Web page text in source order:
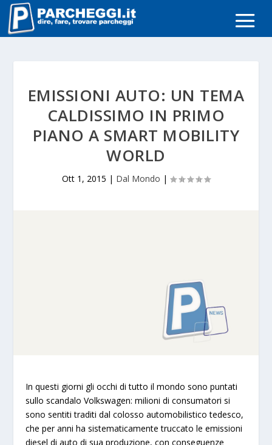
EMISSIONI AUTO: UN TEMA
CALDISSIMO IN PRIMO
PIANO A SMART MOBILITY
WORLD
Ott 1, 2015 | Dal Mondo |
In questi giorni gli occhi di tutto il mondo sonopuntati
sullo scandalo Volkswagen: milioni di consumatori si
sono sentiti traditi dal colosso automobilistico tedesco,
che per anni hasistematicamente truccato le emissioni
diesel di auto di sua produzione, con conseguenze